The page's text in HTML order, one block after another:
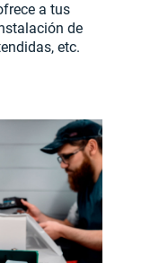
a tus
de
etc.